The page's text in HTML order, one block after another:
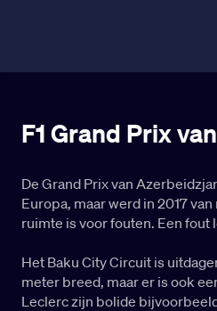
F1 Grand Prix
De Grand Prix van
Europa, maar werd in 2017
ruimte is voor fouten. Een
Het Baku City Circuit is
meter breed, maar er is ook
Leclerc zijn bolide